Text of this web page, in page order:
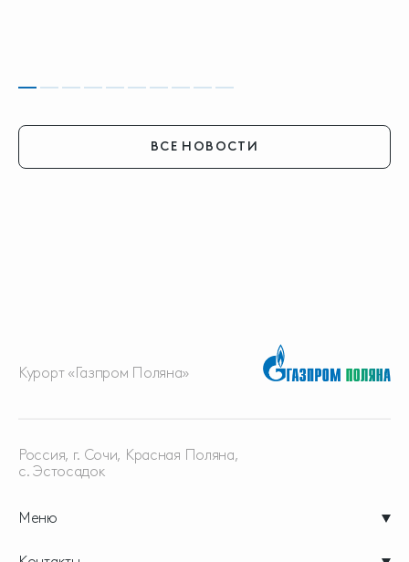
ВСЕ НОВОСТИ
Курорт «Газпром Поляна»
Меню
Россия, г. Сочи, Красная Поляна,
с. Эстосадок